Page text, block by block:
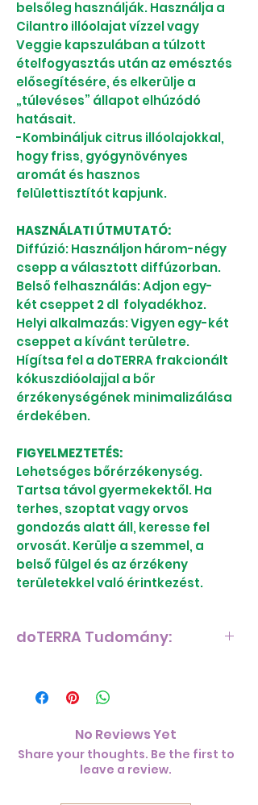
belsőleg használják. Használja a
Cilantro illóolajat vízzel vagy
Veggie kapszulában a túlzott
ételfogyasztás után az emésztés
elősegítésére, és elkerülje a
„túlevéses” állapot elhúzódó
hatásait.
-Kombináljuk citrus illóolajokkal,
hogy friss, gyógynövényes
aromát és hasznos
felülettisztítót kapjunk.
HASZNÁLATI ÚTMUTATÓ:
Diffúzió: Használjon három-négy
csepp a választott diffúzorban.
Belső felhasználás: Adjon egy-
két cseppet 2 dl folyadékhoz.
Helyi alkalmazás: Vigyen egy-két
cseppet a kívánt területre.
Hígítsa fel a doTERRA frakcionált
kókuszdióolajjal a bőr
érzékenységének minimalizálása
érdekében.
FIGYELMEZTETÉS:
Lehetséges bőrérzékenység.
Tartsa távol gyermekektől. Ha
terhes, szoptat vagy orvos
gondozás alatt áll, keresse fel
orvosát. Kerülje a szemmel, a
belső fülgel és az érzékeny
területekkel való érintkezést.
doTERRA Tudomány:
Fő kémiai összetevő: Linalool A
Linalool. A Linalool egy erős
természetes vegyi anyag,
amelynek számos előnye van. Egy
No Reviews Yet
Share your thoughts. Be the first to
leave a review.